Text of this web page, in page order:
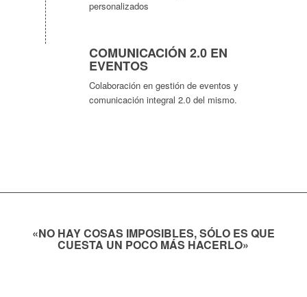
personalizados
COMUNICACIÓN 2.0 EN
EVENTOS
Colaboración en gestión de eventos y
comunicación integral 2.0 del mismo.
«NO HAY COSAS IMPOSIBLES, SÓLO ES QUE
CUESTA UN POCO MÁS HACERLO»